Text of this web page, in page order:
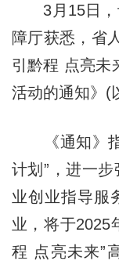
3月15日，
障厅获悉，省
引黔程 点亮未
活动的通知》(
《通知》指
计划”，进一
业创业指导服
业，将于2025
程 点亮未来”